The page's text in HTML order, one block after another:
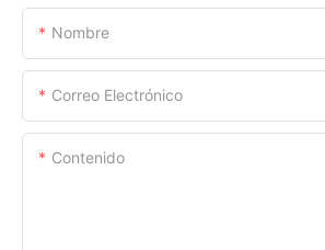
Nombre
Correo Electrónico
Contenido